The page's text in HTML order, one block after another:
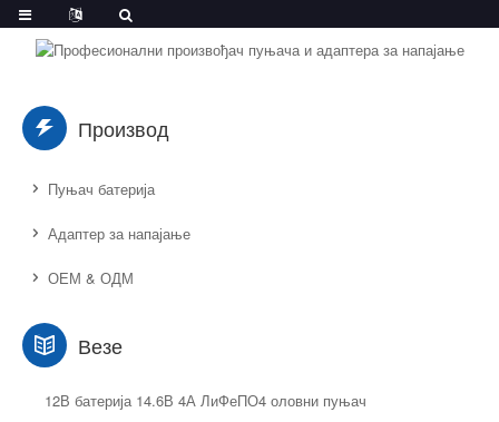
Производ
Пуњач батерија
Адаптер за напајање
ОЕМ & ОДМ
Везе
12В батерија 14.6В 4А ЛиФеПО4 оловни пуњач